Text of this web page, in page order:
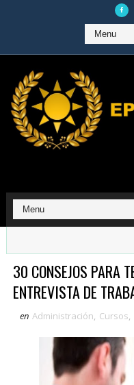
30 CONSEJOS PARA
ENTREVISTA DE
en Administración Cursos